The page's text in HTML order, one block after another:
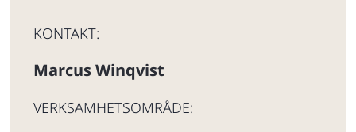
KONTAKT:
Marcus Winqvist
VERKSAMHETSOMRÅDE: